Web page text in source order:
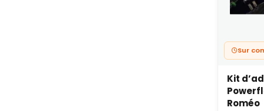
Sur
Kit
Roméo